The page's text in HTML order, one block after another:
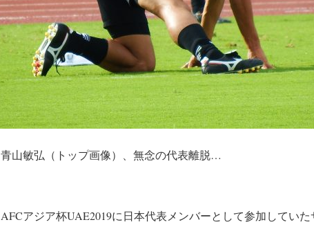
青山敏弘（トップ画像）、無念の代表離脱…
AFCアジア杯UAE2019に日本代表メンバーとして参加してい